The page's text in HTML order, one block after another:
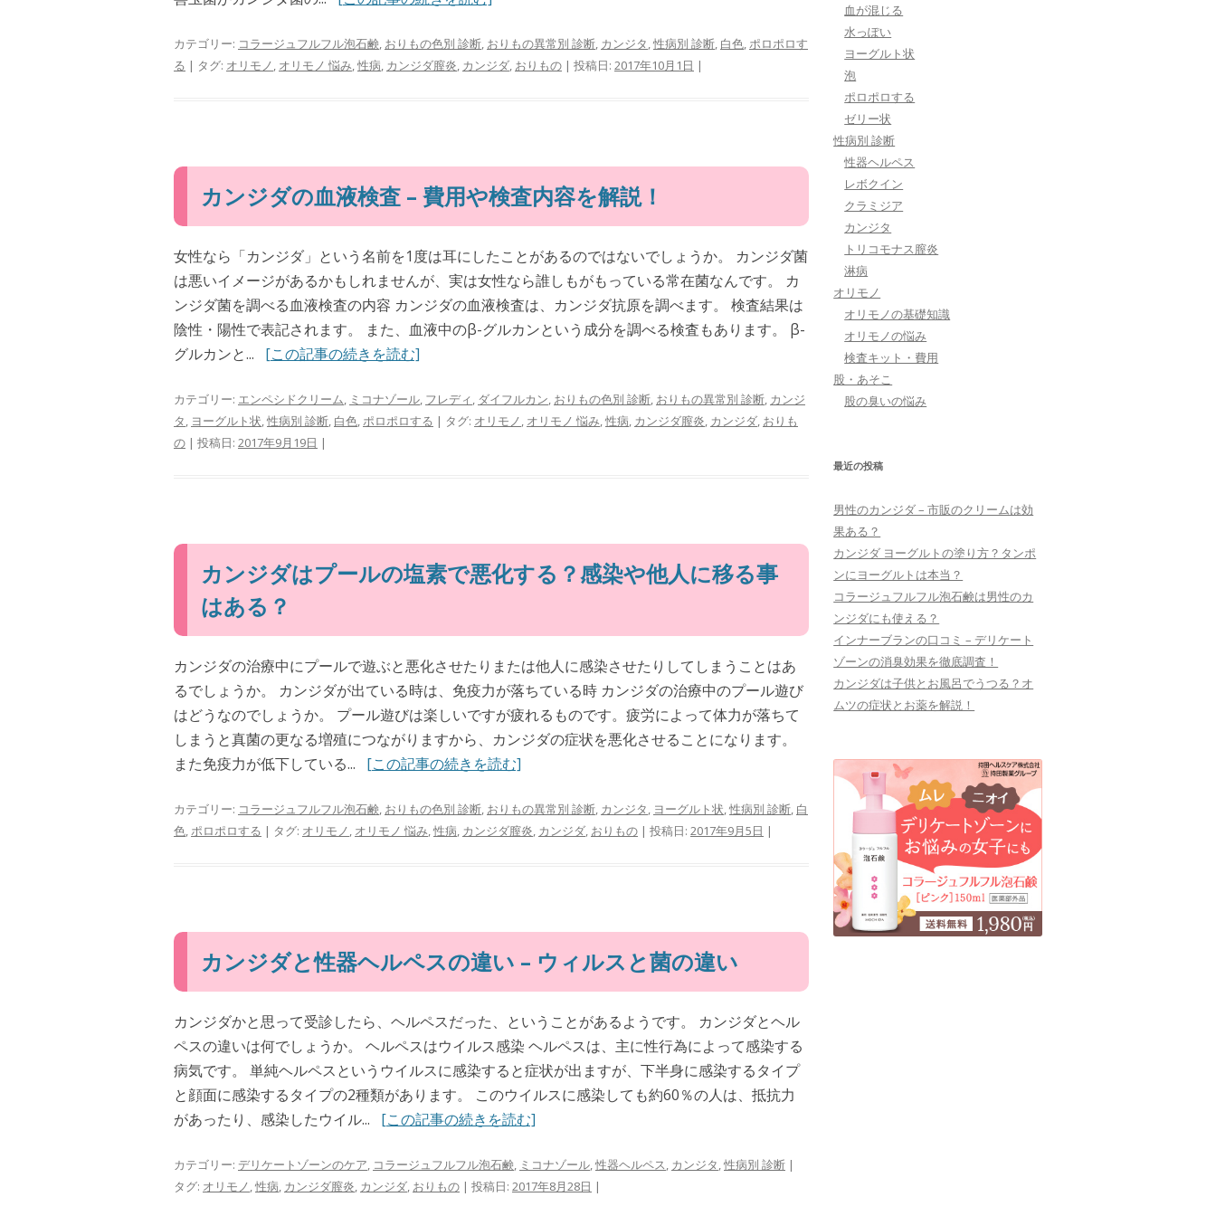
カテゴリー: コラージュフルフル泡石鹸, おりもの色別 診断, おりもの異常別 診断, カンジタ,性病別 診断, 白色,ポロポロす
る | タグ: オリモノ, オリモノ 悩み,性病, カンジダ膣炎, カンジダ, おりもの | 投稿日: 2017年10月1日 |
カンジダの血液検査 – 費用や検査内容を解説！
女性なら「カンジダ」という名前を1度は耳にしたことがあるのではないでしょうか。 カンジダ菌
は悪いイメージがあるかもしれませんが、実は女性なら誰しもがもっている常在菌なんです。 カ
ンジダ菌を調べる血液検査の内容 カンジダの血液検査は、カンジダ抗原を調べます。 検査結果は
陰性・陽性で表記されます。 また、血液中のβ-グルカンという成分を調べる検査もあります。 β-
グルカンと... [この記事の続きを読む]
カテゴリー: エンペシドクリーム, ミコナゾール, フレディ, ダイフルカン, おりもの色別 診断, おりもの異常別 診断, カンジ
タ, ヨーグルト状,性病別 診断, 白色,ポロポロする | タグ: オリモノ, オリモノ 悩み,性病, カンジダ膣炎, カンジダ, おりも
の | 投稿日: 2017年9月19日 |
カンジダはプールの塩素で悪化する？感染や他人に移る事
はある？
カンジダの治療中にプールで遊ぶと悪化させたりまたは他人に感染させたりしてしまうことはあ
るでしょうか。 カンジダが出ている時は、免疫力が落ちている時 カンジダの治療中のプール遊び
はどうなのでしょうか。 プール遊びは楽しいですが疲れるものです。疲労によって体力が落ちて
しまうと真菌の更なる増殖につながりますから、カンジダの症状を悪化させることになります。
また免疫力が低下している... [この記事の続きを読む]
カテゴリー: コラージュフルフル泡石鹸, おりもの色別 診断, おりもの異常別 診断, カンジタ, ヨーグルト状,性病別 診断, 白
色,ポロポロする | タグ: オリモノ, オリモノ 悩み,性病, カンジダ膣炎, カンジダ, おりもの | 投稿日: 2017年9月5日 |
カンジダと性器ヘルペスの違い – ウィルスと菌の違い
カンジダかと思って受診したら、ヘルペスだった、ということがあるようです。 カンジダとヘル
ペスの違いは何でしょうか。 ヘルペスはウイルス感染 ヘルペスは、主に性行為によって感染する
病気です。 単純ヘルペスというウイルスに感染すると症状が出ますが、下半身に感染するタイプ
と顔面に感染するタイプの2種類があります。 このウイルスに感染しても約60％の人は、抵抗力
があったり、感染したウイル... [この記事の続きを読む]
カテゴリー: デリケートゾーンのケア, コラージュフルフル泡石鹸, ミコナゾール,性器ヘルペス, カンジタ,性病別 診断 |
タグ: オリモノ,性病, カンジダ膣炎, カンジダ, おりもの | 投稿日: 2017年8月28日 |
血が混じる
水っぽい
ヨーグルト状
泡
ポロポロする
ゼリー状
性病別 診断
性器ヘルペス
レボクイン
クラミジア
カンジタ
トリコモナス膣炎
淋病
オリモノ
オリモノの基礎知識
オリモノの悩み
検査キット・費用
股・あそこ
股の臭いの悩み
最近の投稿
男性のカンジダ – 市販のクリームは効
果ある？
カンジダ ヨーグルトの塗り方？タンポ
ンにヨーグルトは本当？
コラージュフルフル泡石鹸は男性のカ
ンジダにも使える？
インナーブランの口コミ – デリケート
ゾーンの消臭効果を徹底調査！
カンジダは子供とお風呂でうつる？オ
ムツの症状とお薬を解説！